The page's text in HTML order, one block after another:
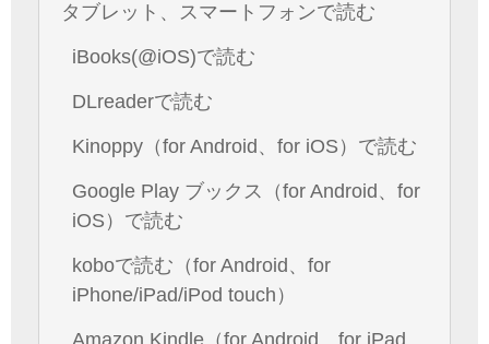
タブレット、スマートフォンで読む
iBooks(@iOS)で読む
DLreaderで読む
Kinoppy（for Android、for iOS）で読む
Google Play ブックス（for Android、for
iOS）で読む
koboで読む（for Android、for
iPhone/iPad/iPod touch）